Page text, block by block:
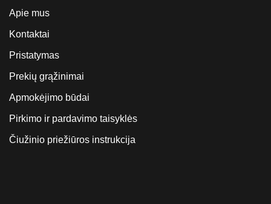
Apie mus
Kontaktai
Pristatymas
Prekių grąžinimai
Apmokėjimo būdai
Pirkimo ir pardavimo taisyklės
Čiužinio priežiūros instrukcija